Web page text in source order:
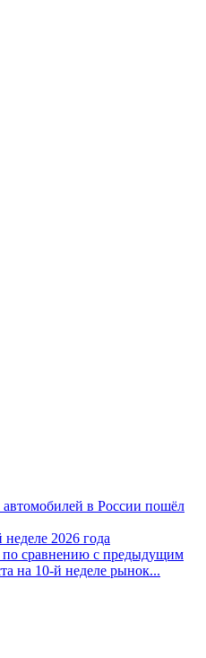
в России пошёл
2026 года
по сравнению с предыдущим
на 10-й неделе рынок...